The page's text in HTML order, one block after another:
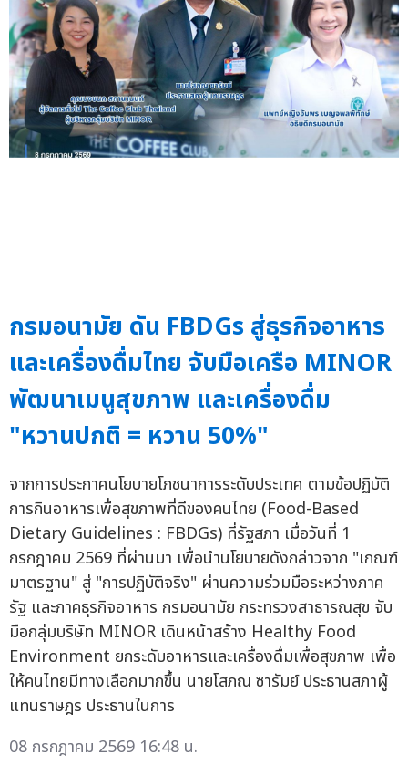
กรมอนามัย ดัน FBDGs สู่ธุรกิจอาหาร
และเครื่องดื่มไทย จับมือเครือ MINOR
พัฒนาเมนูสุขภาพ และเครื่องดื่ม
"หวานปกติ = หวาน 50%"
จากการประกาศนโยบายโภชนาการระดับประเทศ ตามข้อปฏิบัติ
การกินอาหารเพื่อสุขภาพที่ดีของคนไทย (Food-Based
Dietary Guidelines : FBDGs) ที่รัฐสภา เมื่อวันที่ 1
กรกฎาคม 2569 ที่ผ่านมา เพื่อนำนโยบายดังกล่าวจาก "เกณฑ์
มาตรฐาน" สู่ "การปฏิบัติจริง" ผ่านความร่วมมือระหว่างภาค
รัฐ และภาคธุรกิจอาหาร กรมอนามัย กระทรวงสาธารณสุข จับ
มือกลุ่มบริษัท MINOR เดินหน้าสร้าง Healthy Food
Environment ยกระดับอาหารและเครื่องดื่มเพื่อสุขภาพ เพื่อ
ให้คนไทยมีทางเลือกมากขึ้น นายโสภณ ซารัมย์ ประธานสภาผู้
แทนราษฎร ประธานในการ
08 กรกฎาคม 2569 16:48 น.